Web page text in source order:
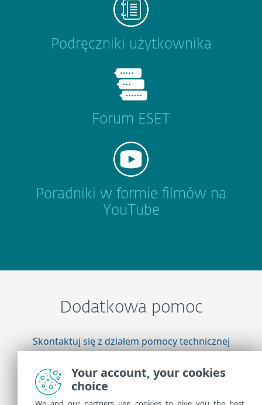
Podręczniki użytkownika
Forum ESET
Poradniki w formie filmów na
YouTube
Dodatkowa pomoc
Skontaktuj się z działem pomocy technicznej
firmy ESET
Więcej informacji
Your account, your cookies
choice